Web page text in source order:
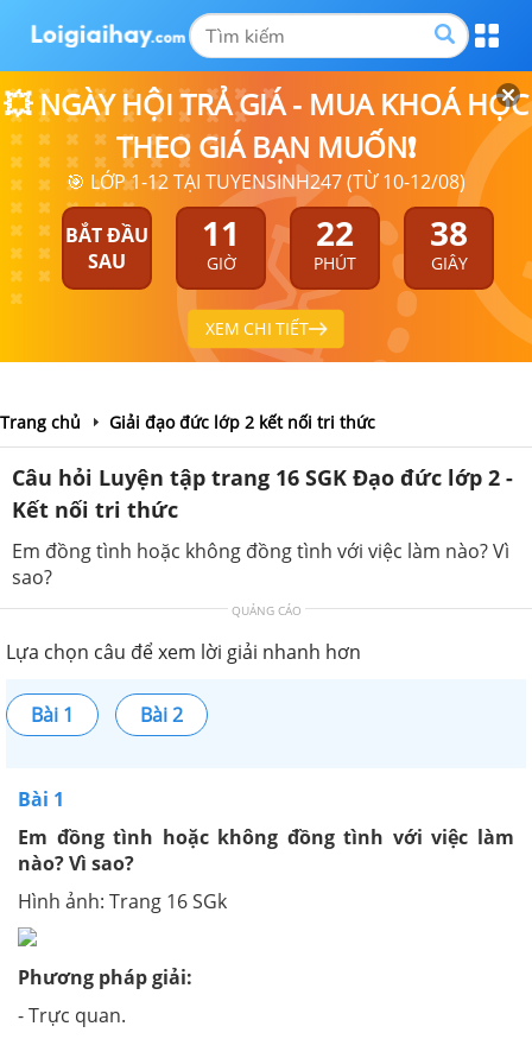
💥 NGÀY HỘI TRẢ GIÁ - MUA KHOÁ HỌC
THEO GIÁ BẠN MUỐN❗
🎯 LỚP 1-12 TẠI TUYENSINH247 (TỪ 10-12/08)
BẮT ĐẦU
SAU
11
GIỜ
22
PHÚT
37
GIÂY
XEM CHI TIẾT
Trang chủ Giải đạo đức lớp 2 kết nối tri thức
Câu hỏi Luyện tập trang 16 SGK Đạo đức lớp 2 -
Kết nối tri thức
Em đồng tình hoặc không đồng tình với việc làm nào? Vì
sao?
QUẢNG CÁO
Lựa chọn câu để xem lời giải nhanh hơn
Bài 1 Bài 2
Bài 1
Em đồng tình hoặc không đồng tình với việc làm
nào? Vì sao?
Hình ảnh: Trang 16 SGk
Phương pháp giải:
- Trực quan.